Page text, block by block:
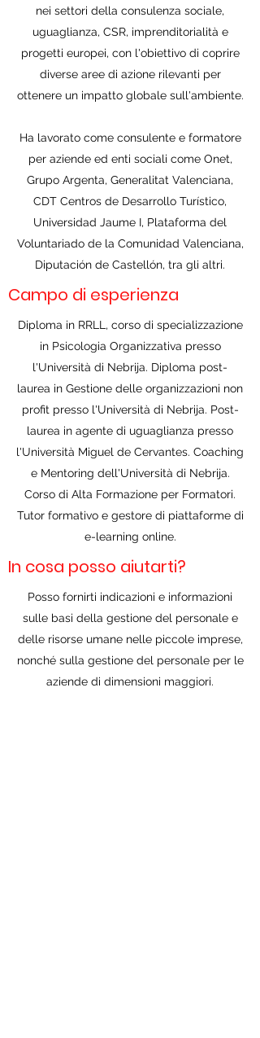
nei settori della consulenza sociale,
uguaglianza, CSR, imprenditorialità e
progetti europei, con l'obiettivo di coprire
diverse aree di azione rilevanti per
ottenere un impatto globale sull'ambiente.
Ha lavorato come consulente e formatore
per aziende ed enti sociali come Onet,
Grupo Argenta, Generalitat Valenciana,
CDT Centros de Desarrollo Turístico,
Universidad Jaume I, Plataforma del
Voluntariado de la Comunidad Valenciana,
Diputación de Castellón, tra gli altri.
Campo di esperienza
Diploma in RRLL, corso di specializzazione
in Psicologia Organizzativa presso
l'Università di Nebrija. Diploma post-
laurea in Gestione delle organizzazioni non
profit presso l'Università di Nebrija. Post-
laurea in agente di uguaglianza presso
l'Università Miguel de Cervantes. Coaching
e Mentoring dell'Università di Nebrija.
Corso di Alta Formazione per Formatori.
Tutor formativo e gestore di piattaforme di
e-learning online.
In cosa posso aiutarti?
Posso fornirti indicazioni e informazioni
sulle basi della gestione del personale e
delle risorse umane nelle piccole imprese,
nonché sulla gestione del personale per le
aziende di dimensioni maggiori.